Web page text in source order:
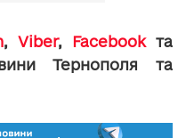
, Viber, Facebookта
Тернополя та